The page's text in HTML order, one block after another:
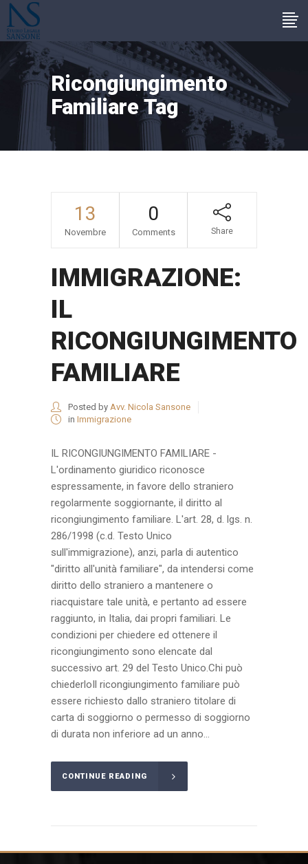
Ricongiungimento
Familiare Tag
13
Novembre
0
Comments Share
IMMIGRAZIONE:
IL
RICONGIUNGIMENTO
FAMILIARE
Posted by Avv. Nicola Sansone
in Immigrazione
IL RICONGIUNGIMENTO FAMILIARE -
L'ordinamento giuridico riconosce
espressamente, in favore dello straniero
regolarmente soggiornante, il diritto al
ricongiungimento familiare. L'art. 28, d. lgs. n.
286/1998 (c.d. Testo Unico
sull'immigrazione), anzi, parla di autentico
"diritto all'unità familiare", da intendersi come
diritto dello straniero a mantenere o
riacquistare tale unità, e pertanto ad essere
raggiunto, in Italia, dai propri familiari. Le
condizioni per chiedere ed ottenere il
ricongiungimento sono elencate dal
successivo art. 29 del Testo Unico.Chi può
chiederloIl ricongiungimento familiare può
essere richiesto dallo straniero titolare di
carta di soggiorno o permesso di soggiorno
di durata non inferiore ad un anno...
CONTINUE READING